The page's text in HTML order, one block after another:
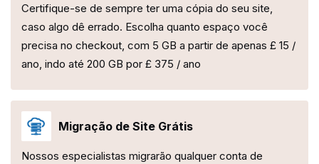
Certifique-se de sempre ter uma cópia do seu site,
caso algo dê errado. Escolha quanto espaço você
precisa no checkout, com 5 GB a partir de apenas £ 15 /
ano, indo até 200 GB por £ 375 / ano
Migração de Site Grátis
Nossos especialistas migrarão qualquer conta de